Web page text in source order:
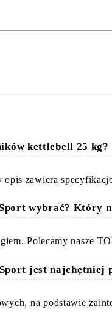
kettlebell 25 kg?
zawiera
wybrać? Który
Polecamy nasze
jest najchętniej
na podstawie